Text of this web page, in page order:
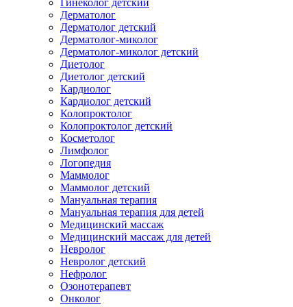
Гинеколог детский
Дерматолог
Дерматолог детский
Дерматолог-миколог
Дерматолог-миколог детский
Диетолог
Диетолог детский
Кардиолог
Кардиолог детский
Колопроктолог
Колопроктолог детский
Косметолог
Лимфолог
Логопедия
Маммолог
Маммолог детский
Мануальная терапия
Мануальная терапия для детей
Медицинский массаж
Медицинский массаж для детей
Невролог
Невролог детский
Нефролог
Озонотерапевт
Онколог